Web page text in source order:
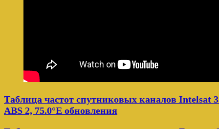
Таблица частот спутниковых каналов Intelsat
ABS 2, 75.0°E обновления